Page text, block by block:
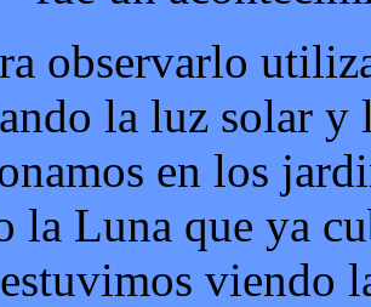
observarlo
la luz solar y
en los
la Luna que ya
viendo